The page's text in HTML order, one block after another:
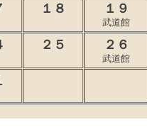
１８ １９
武道館
２５ ２６
武道館